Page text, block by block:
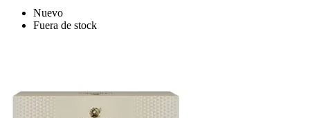
Nuevo
Fuera de stock